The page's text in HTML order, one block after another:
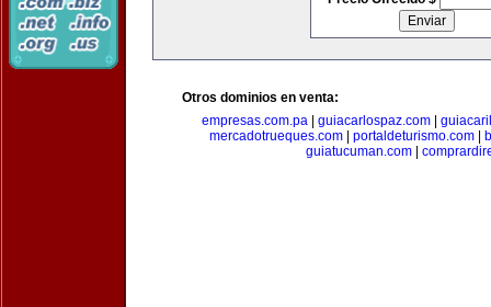
Otros dominios en venta:
empresas.com.pa| guiacarlospaz.com|
mercadotrueques.com| portaldeturismo.com|
guiatucuman.com